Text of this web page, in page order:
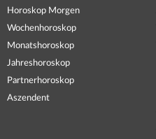
Horoskop Morgen
Wochenhoroskop
Monatshoroskop
Jahreshoroskop
Partnerhoroskop
Aszendent